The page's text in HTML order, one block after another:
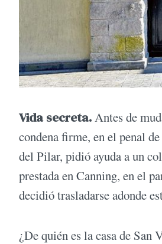
Vida secreta.Antes de
condena firme, en el penal
del Pilar, pidió ayuda a un
prestada en Canning, en el
decidió trasladarse adonde
¿De quién es la casa de